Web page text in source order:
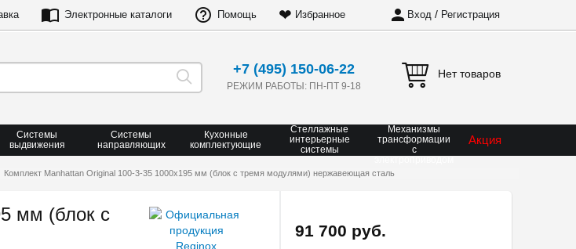
Электронные каталоги Помощь ❤ Избранное Вход / Регистрация
+7 (495) 150-06-22
РЕЖИМ РАБОТЫ: ПН-ПТ 9-18
Нет товаров
Системы
выдвижения
Системы
направляющих
Кухонные
комплектующие
Стеллажные
интерьерные
системы
Механизмы
трансформации
с
Акция
Комплект Manhattan Original 100-3-35 1000х195 мм (блок с тремя модулями) нержавеющая сталь
мм (блок с
91 700 руб.